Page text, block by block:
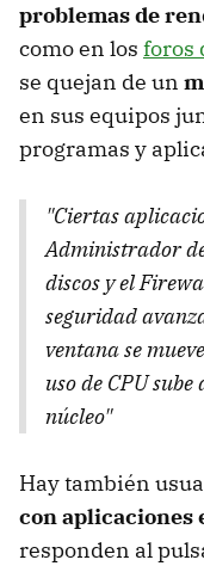
problemas de
como en los foros
se quejan de un
en sus equipos
programas y
"Ciertas
Administrador
discos y el
seguridad
ventana se
uso de CPU
núcleo"
Hay también
con aplicaciones
responden al